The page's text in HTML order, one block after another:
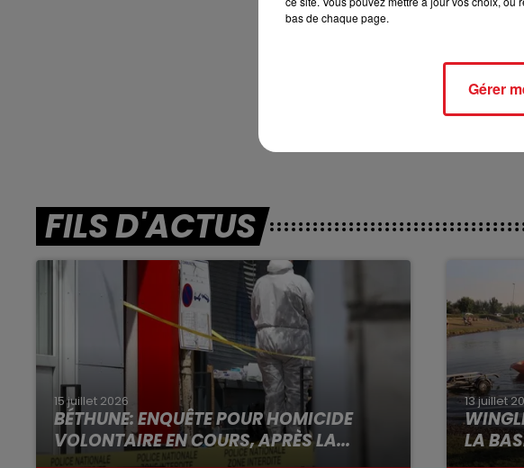
*******
Cagnes/mer (R4) : 102 Gloire
FILS D'ACTUS
15 juillet 2026
BÉTHUNE: ENQUÊTE POUR HOMICIDE
VOLONTAIRE EN COURS, APRÈS LA...
Selon les premiers éléments, le logement
13 juillet
LA
La
bas de chaque page.
Gérer